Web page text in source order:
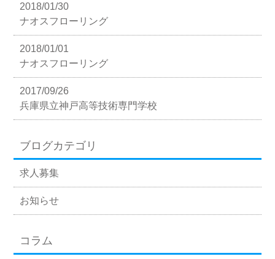
2018/01/30
ナオスフローリング
2018/01/01
ナオスフローリング
2017/09/26
兵庫県立神戸高等技術専門学校
ブログカテゴリ
求人募集
お知らせ
コラム